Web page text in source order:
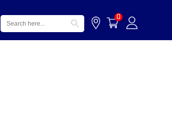
0
Search
for:
Search Button